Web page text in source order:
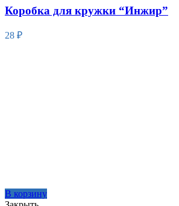
Коробка для кружки “Инжир”
28 ₽
В корзину